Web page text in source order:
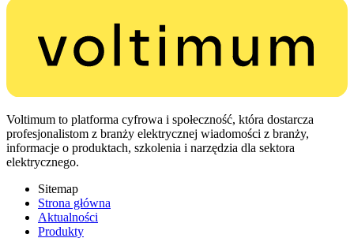
Voltimum to platforma cyfrowa i społeczność, która dostarcza
profesjonalistom z branży elektrycznej wiadomości z branży,
informacje o produktach, szkolenia i narzędzia dla sektora
elektrycznego.
Sitemap
Strona główna
Aktualności
Produkty